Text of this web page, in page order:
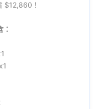
$12,860！